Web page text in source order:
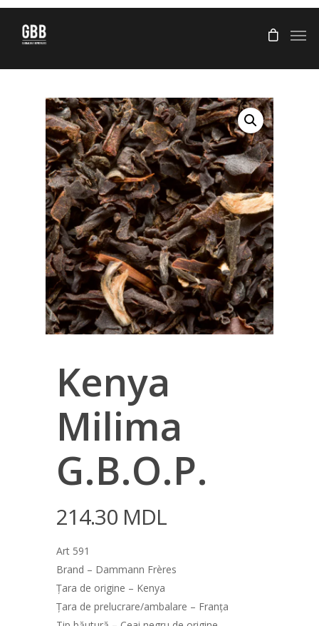
Kenya
Milima
G.B.O.P.
214.30 MDL
Art 591
Brand – Dammann Frères
Țara de origine – Kenya
Țara de prelucrare/ambalare – Franța